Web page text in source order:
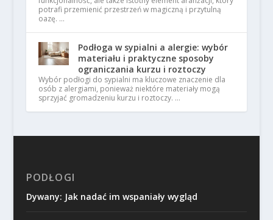
potrafi przemienić przestrzeń w magiczną i przytulną
oazę. …
Podłoga w sypialni a alergie: wybór
materiału i praktyczne sposoby
ograniczania kurzu i roztoczy
Wybór podłogi do sypialni ma kluczowe znaczenie dla
osób z alergiami, ponieważ niektóre materiały mogą
sprzyjać gromadzeniu kurzu i roztoczy. …
PODŁOGI
Dywany: Jak nadać im wspaniały wygląd